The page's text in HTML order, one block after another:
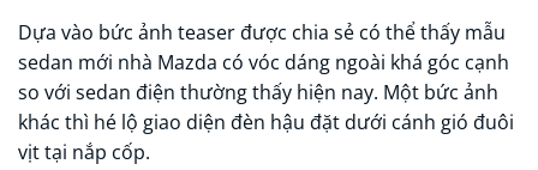
Dựa vào bức ảnh teaser được chia sẻ có thể thấy mẫu
sedan mới nhà Mazda có vóc dáng ngoài khá góc cạnh
so với sedan điện thường thấy hiện nay. Một bức ảnh
khác thì hé lộ giao diện đèn hậu đặt dưới cánh gió đuôi
vịt tại nắp cốp.